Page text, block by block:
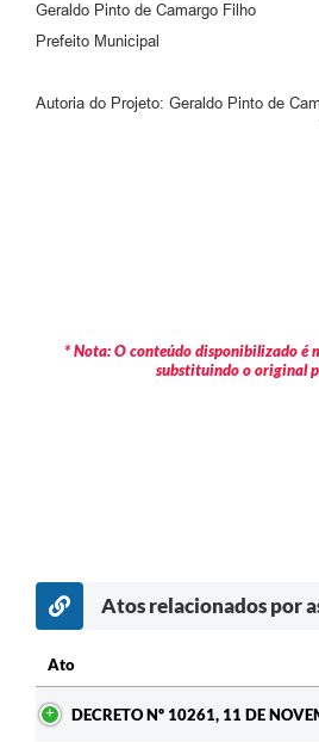
Geraldo Pinto de Camargo Filho
Prefeito Municipal
Autoria do Projeto: Geraldo Pinto de
* Nota: O conteúdo disponibilizado é
substituindo o original
Atos relacionados por
Ato
DECRETO Nº 10261, 11 DE